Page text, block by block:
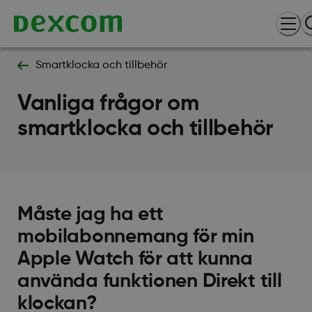
Smartklocka och tillbehör
Vanliga frågor om
smartklocka och tillbehör
Måste jag ha ett
mobilabonnemang för min
Apple Watch för att kunna
använda funktionen Direkt till
klockan?